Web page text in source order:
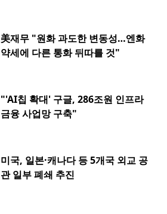
美재무 "원화 과도한 변동성…엔화
약세에 다른 통화 뒤따를 것"
"'AI칩 확대' 구글, 286조원 인프라
금융 사업망 구축"
미국, 일본·캐나다 등 5개국 외교 공
관 일부 폐쇄 추진